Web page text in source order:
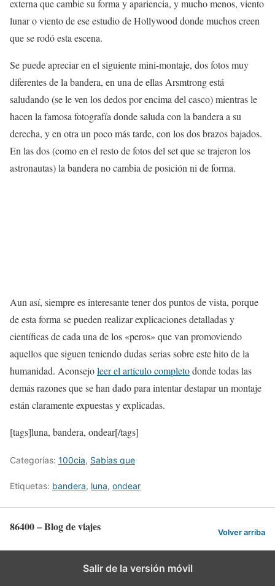
externa que cambie su forma y apariencia, y mucho menos, viento
lunar o viento de ese estudio de Hollywood donde muchos creen
que se rodó esta escena.
Se puede apreciar en el siguiente mini-montaje, dos fotos muy
diferentes de la bandera, en una de ellas Arsmtrong está
saludando (se le ven los dedos por encima del casco) mientras le
hacen la famosa fotografía donde saluda con la bandera a su
derecha, y en otra un poco más tarde, con los dos brazos bajados.
En las dos (como en el resto de fotos del set que se trajeron los
astronautas) la bandera no cambia de posición ni de forma.
Aun así, siempre es interesante tener dos puntos de vista, porque
de esta forma se pueden realizar explicaciones detalladas y
científicas de cada una de los «peros» que van promoviendo
aquellos que siguen teniendo dudas serias sobre este hito de la
humanidad. Aconsejoleer el artículo completodonde todas las
demás razones que se han dado para intentar destapar un montaje
están claramente expuestas y explicadas.
[tags]luna, bandera, ondear[/tags]
Categorías: 100cia, Sabías que
Etiquetas: bandera, luna, ondear
86400 – Blog de viajes Volver arriba
Salir de la versión móvil